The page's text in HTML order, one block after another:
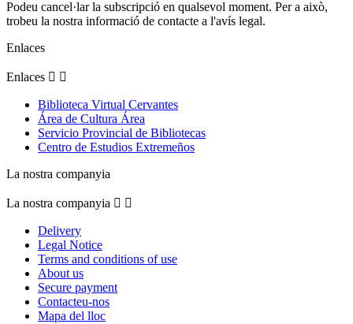
Podeu cancel·lar la subscripció en qualsevol moment. Per a això,
trobeu la nostra informació de contacte a l'avís legal.
Enlaces
Enlaces  
Biblioteca Virtual Cervantes
Área de Cultura Área
Servicio Provincial de Bibliotecas
Centro de Estudios Extremeños
La nostra companyia
La nostra companyia  
Delivery
Legal Notice
Terms and conditions of use
About us
Secure payment
Contacteu-nos
Mapa del lloc